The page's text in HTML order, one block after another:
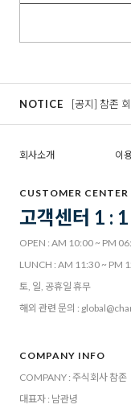
NOTICE [공지] 참존
회사소개 이
CUSTOMER CENTER
고객센터 1 :
OPEN : AM 10:00 ~ PM
LUNCH : AM 11:30 ~ PM
토, 일, 공휴일 휴무
해외 관련 문의 :
COMPANY INFO
COMPANY : 주식회사 참존
대표자 : 남관녕